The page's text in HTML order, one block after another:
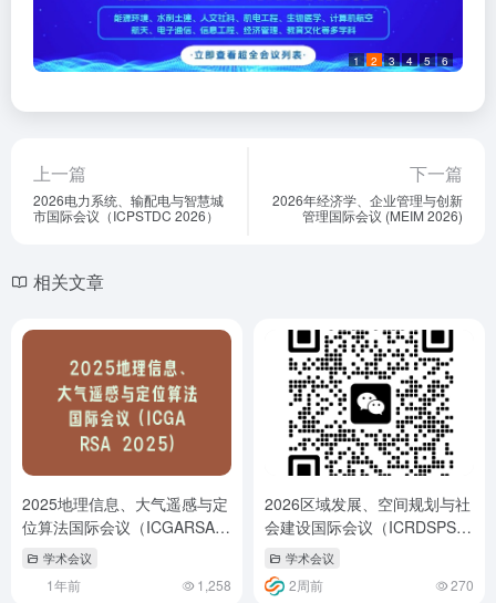
1 2 3 4 5 6
上一篇
2026电力系统、输配电与智慧城
市国际会议（ICPSTDC 2026）
下一篇
2026年经济学、企业管理与创新
管理国际会议 (MEIM 2026)
相关文章
2025地理信息、大气遥感与定
位算法国际会议（ICGARSA
2025）
学术会议
1年前 1,258
2026区域发展、空间规划与社
会建设国际会议（ICRDSPSC
2026）
学术会议
2周前 270